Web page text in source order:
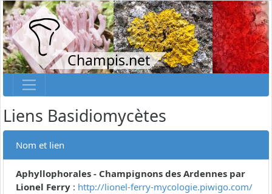
Champis.net
Liens Basidiomycètes
Nom et lien
Aphyllophorales - Champignons des Ardennes par
Lionel Ferry : http://lionel-ferry-mycologie.piwigo.com/